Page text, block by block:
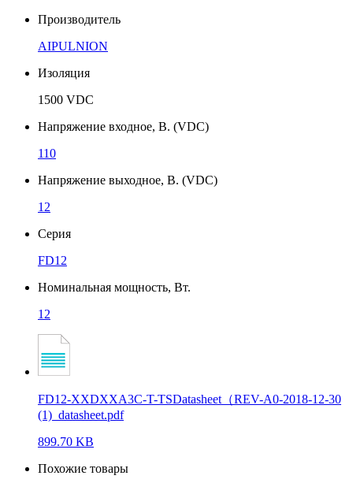
Производитель
AIPULNION
Изоляция
1500 VDC
Напряжение входное, В. (VDC)
110
Напряжение выходное, В. (VDC)
12
Серия
FD12
Номинальная мощность, Вт.
12
FD12-XXDXXA3C-T-TSDatasheet（REV-A0-2018-12-30
(1)_datasheet.pdf
899.70 KB
Похожие товары